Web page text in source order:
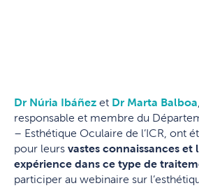
Dr Núria Ibáñez et Dr Marta Balboa
responsable et membre du
– Esthétique Oculaire de l’ICR, ont
pour leurs vastes connaissances et
expérience dans ce type de
participer au webinaire sur